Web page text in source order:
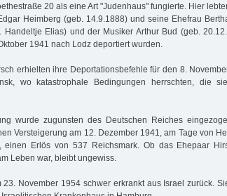
20 als eine Art "Judenhaus" fungierte. Hier
Heimberg (geb. 14.9.1888) und seine Ehefrau
Handeltje Elias) und der Musiker Arthur Bud (geb.
1941 nach Lodz deportiert wurden.
erhielten ihre Deportationsbefehle für den 8.
wo katastrophale Bedingungen herrschten, die
wurde zugunsten des Deutschen Reiches
Versteigerung am 12. Dezember 1941, am Tage von
einen Erlös von 537 Reichsmark. Ob das Ehepaar
Leben war, bleibt ungewiss.
23. November 1954 schwer erkrankt aus Israel zurück.